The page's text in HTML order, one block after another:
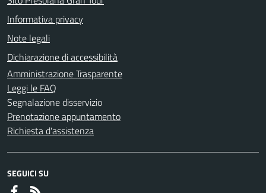
Informativa privacy
Note legali
Dichiarazione di accessibilità
Amministrazione Trasparente
Leggi le FAQ
Segnalazione disservizio
Prenotazione appuntamento
Richiesta d'assistenza
SEGUICI SU